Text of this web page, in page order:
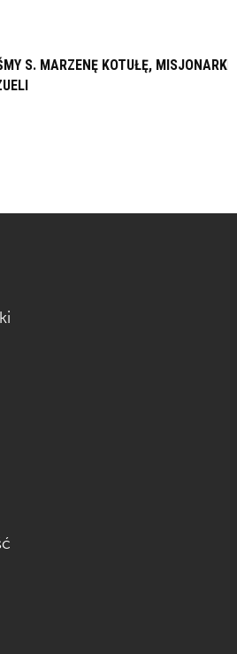
S. MARZENĘ KOTUŁĘ, MISJONARKĘ